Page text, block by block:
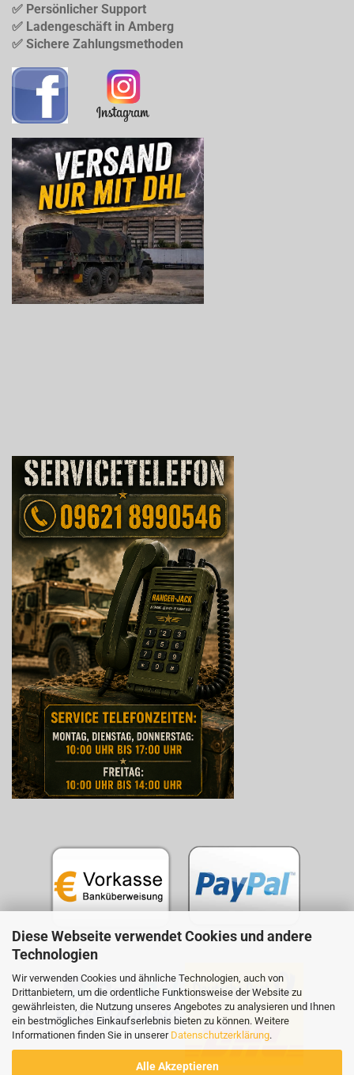
Diese Webseite verwendet Cookies und andere
Technologien
Wir verwenden Cookies und ähnliche Technologien, auch von
Drittanbietern, um die ordentliche Funktionsweise der Website zu
gewährleisten, die Nutzung unseres Angebotes zu analysieren und Ihnen
ein bestmögliches Einkaufserlebnis bieten zu können. Weitere
Informationen finden Sie in unserer Datenschutzerklärung.
Alle Akzeptieren
✅ Persönlicher Support
✅ Ladengeschäft in Amberg
✅ Sichere Zahlungsmethoden